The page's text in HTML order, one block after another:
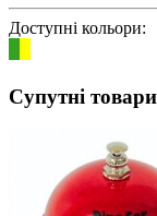
Доступні кольори:
Супутні товари